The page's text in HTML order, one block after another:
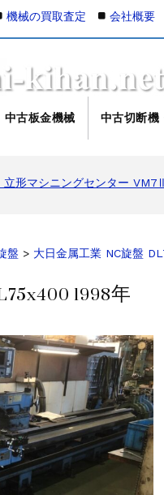
中古板金機械 中古切断機
機械の買取査定 会社概要
機 立形マシニングセンター
立形マシニングセンター
ンジニアリング NC彫刻機
パルスMAG/MIG溶接機 DP-
機 立形マシニングセンター
機 立形マシニングセンター
立形マシニングセンター VM7Ⅲ
立形マシニングセンター VM7Ⅲ
W1000Xd2
旋盤 XL-100
ジニアリング NC彫刻機
TIG溶接機 AVP-300
盤 > 大日金属工業 NC旋盤
1998年